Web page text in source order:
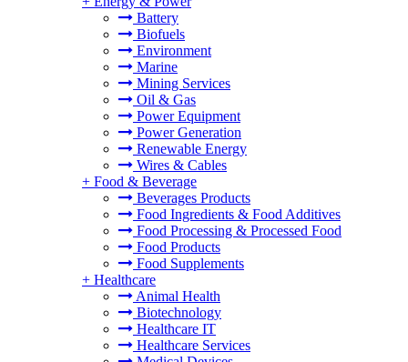
Battery
Biofuels
Environment
Marine
Mining Services
Oil & Gas
Power Equipment
Power Generation
Renewable Energy
Wires & Cables
+ Food & Beverage
Beverages Products
Food Ingredients & Food Additives
Food Processing & Processed Food
Food Products
Food Supplements
+ Healthcare
Animal Health
Biotechnology
Healthcare IT
Healthcare Services